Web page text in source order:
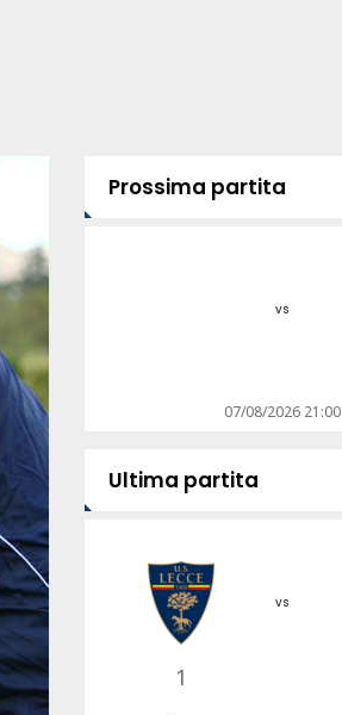
Prossima partita
vs
07/08/2026 21:00
Ultima partita
1
vs